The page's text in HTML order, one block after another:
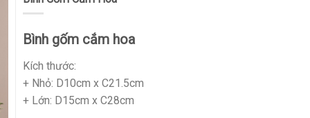
Bình gốm cắm hoa
Kích thước:
+ Nhỏ: D10cm x C21.5cm
+ Lớn: D15cm x C28cm